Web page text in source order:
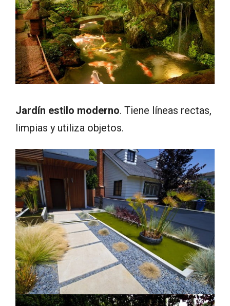
Jardín estilo moderno. Tiene líneas rectas,
limpias y utiliza objetos.